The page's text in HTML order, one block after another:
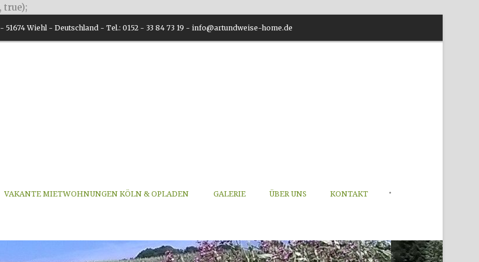
true);
Wiehl - Deutschland - Tel.: 0152 - 33 84 73 19 - info@artundweise-home.de
VAKANTE MIETWOHNUNGEN KÖLN & OPLADEN GALERIE ÜBER UNS KONTAKT •